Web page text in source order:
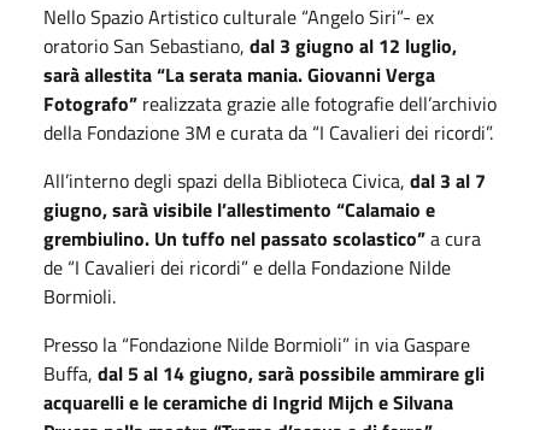
Nello Spazio Artistico culturale “Angelo Siri”- ex
oratorio San Sebastiano, dal 3 giugno al 12 luglio,
sarà allestita “La serata mania. Giovanni Verga
Fotografo” realizzata grazie alle fotografie dell’archivio
della Fondazione 3M e curata da “I Cavalieri dei ricordi”.
All’interno degli spazi della Biblioteca Civica, dal 3 al 7
giugno, sarà visibile l’allestimento “Calamaio e
grembiulino. Un tuffo nel passato scolastico”a cura
de “I Cavalieri dei ricordi” e della Fondazione Nilde
Bormioli.
Presso la “Fondazione Nilde Bormioli” in via Gaspare
Buffa, dal 5 al 14 giugno, sarà possibile ammirare gli
acquarelli e le ceramiche di Ingrid Mijch e Silvana